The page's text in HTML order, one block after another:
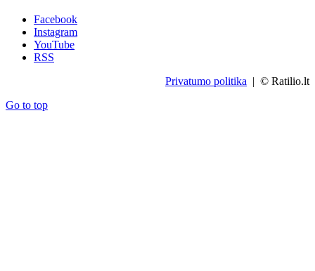
Facebook
Instagram
YouTube
RSS
Privatumo politika | © Ratilio.lt
Go to top